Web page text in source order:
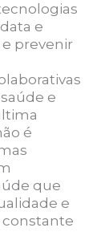
e
prevenir
e
é
que
e